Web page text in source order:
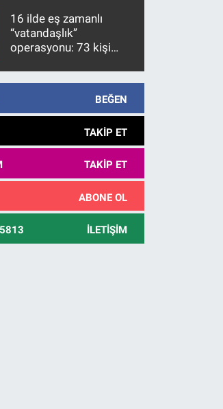
10 yıl sonra yakalandı
16 ilde eş zamanlı
“vatandaşlık”
operasyonu: 73 kişi
BEĞEN
TAKIP ET
TAKIP ET
ABONE OL
İLETIŞIM